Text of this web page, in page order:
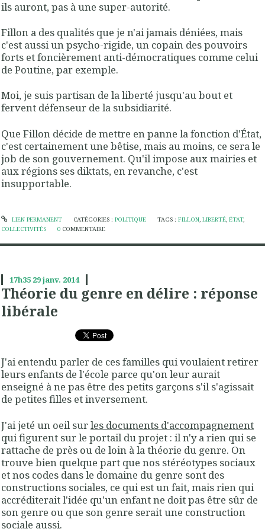
ils auront, pas à une super-autorité.
Fillon a des qualités que je n'ai jamais déniées, mais
c'est aussi un psycho-rigide, un copain des pouvoirs
forts et foncièrement anti-démocratiques comme celui
de Poutine, par exemple.
Moi, je suis partisan de la liberté jusqu'au bout et
fervent défenseur de la subsidiarité.
Que Fillon décide de mettre en panne la fonction d'État,
c'est certainement une bêtise, mais au moins, ce sera le
job de son gouvernement. Qu'il impose aux mairies et
aux régions ses diktats, en revanche, c'est
insupportable.
LIEN PERMANENT CATÉGORIES : POLITIQUE TAGS :FILLON,LIBERTÉ,ÉTAT,
COLLECTIVITÉS
0 COMMENTAIRE
17h35 29janv. 2014
Théorie du genre en délire : réponse
libérale
J'ai entendu parler de ces familles qui voulaient retirer
leurs enfants de l'école parce qu'on leur aurait
enseigné à ne pas être des petits garçons s'il s'agissait
de petites filles et inversement.
J'ai jeté un oeil surles documents d'accompagnement
qui figurent sur le portail du projet : il n'y a rien qui se
rattache de près ou de loin à la théorie du genre. On
trouve bien quelque part que nos stéréotypes sociaux
et nos codes dans le domaine du genre sont des
constructions sociales, ce qui est un fait, mais rien qui
accréditerait l'idée qu'un enfant ne doit pas être sûr de
son genre ou que son genre serait une construction
sociale aussi.